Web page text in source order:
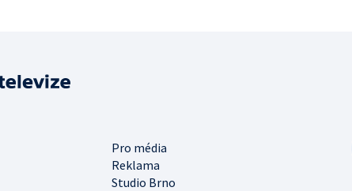
Pro média
Reklama
Studio Brno